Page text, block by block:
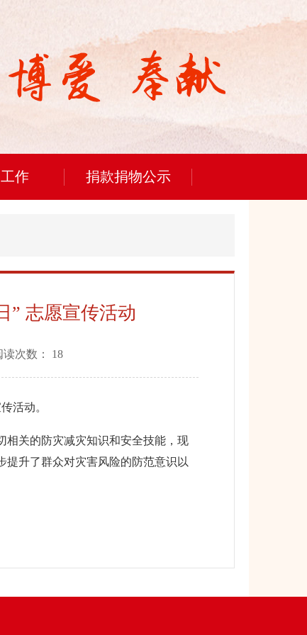
作 捐款捐物公示
” 志愿宣传活动
次数： 18
活动。
关的防灾减灾知识和安全技能，现
升了群众对灾害风险的防范意识以